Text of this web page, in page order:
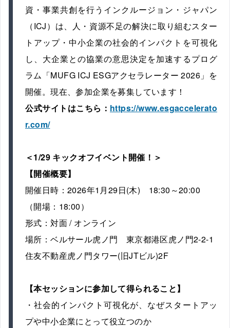
資・事業共創を行うインクルージョン・ジャパン
（ICJ）は、人・資源不足の解決に取り組むスター
トアップ・中小企業の社会的インパクトを可視化
し、大企業との協業の意思決定を加速するプログ
ラム「MUFG ICJ ESGアクセラレーター 2026」を
開催。現在、参加企業を募集しています！
公式サイトはこちら： https://www.esgaccelerato
r.com/
＜1/29 キックオフイベント開催！＞
【開催概要】
開催日時：2026年1月29日(木) 18:30～20:00
（開場：18:00）
形式：対面 / オンライン
場所：ベルサール虎ノ門 東京都港区虎ノ門2-2-1
住友不動産虎ノ門タワー(旧JTビル)2F
【本セッションに参加して得られること】
・社会的インパクト可視化が、なぜスタートアッ
プや中小企業にとって役立つのか